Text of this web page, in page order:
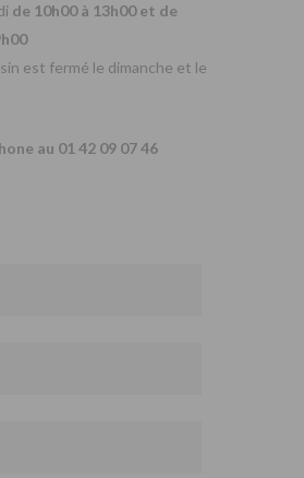
de 10h00 à 13h00 et de
est fermé le dimanche et le
au 01 42 09 07 46